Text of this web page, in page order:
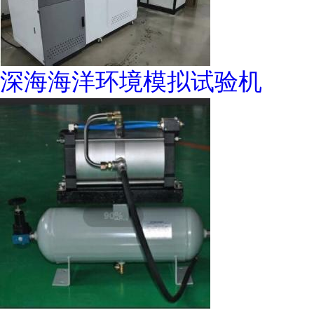
深海海洋环境模拟试验机